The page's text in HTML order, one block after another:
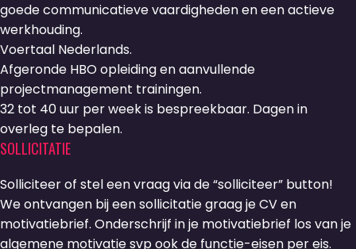
goede communicatieve vaardigheden en een actieve
werkhouding.
Voertaal Nederlands.
Afgeronde HBO opleiding en aanvullende
projectmanagement trainingen.
32 tot 40 uur per week is bespreekbaar. Dagen in
overleg te bepalen.
SOLLICITATIE
Solliciteer of stel een vraag via de “solliciteer” button!
We ontvangen bij een sollicitatie graag je CV en
motivatiebrief. Onderschrijf in je motivatiebrief los van je
algemene motivatie svp ook de functie-eisen per eis.